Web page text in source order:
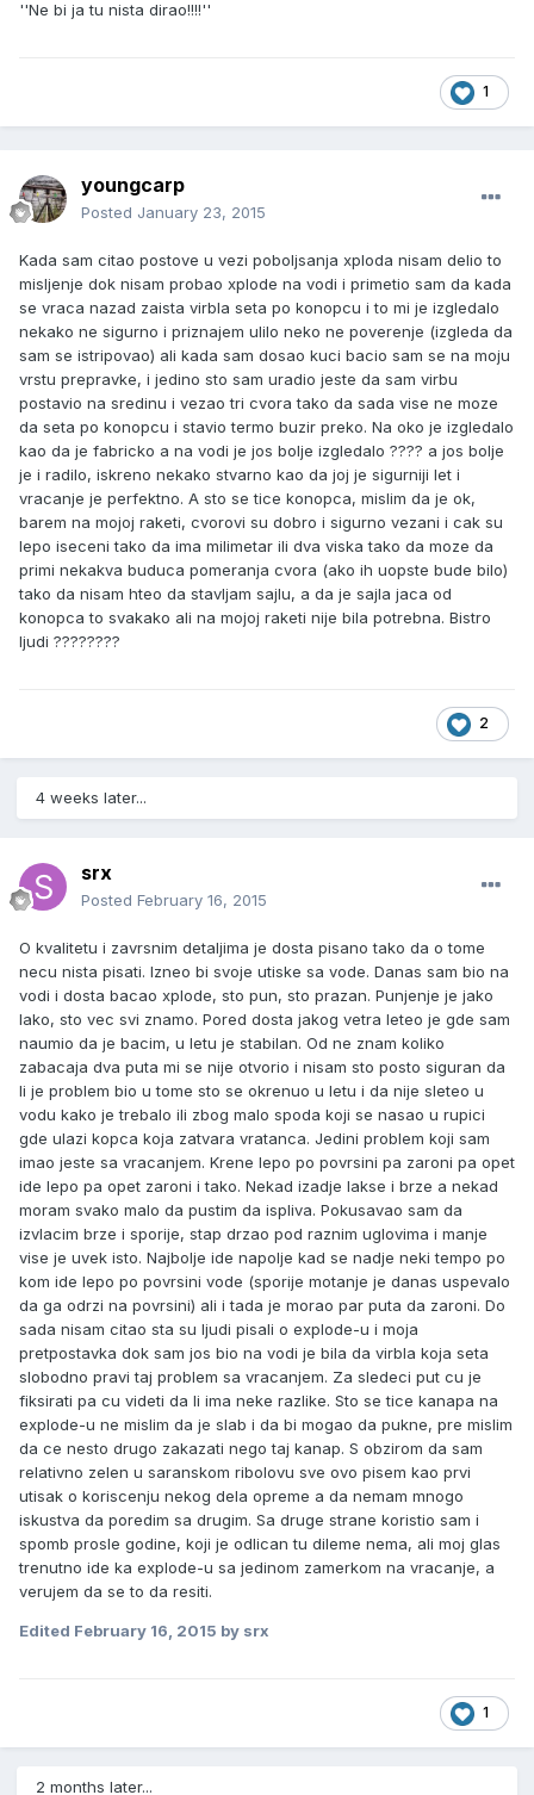
''Ne bi ja tu nista dirao!!!!''
1
youngcarp
Posted January 23, 2015
Kada sam citao postove u vezi poboljsanja xploda nisam delio to
misljenje dok nisam probao xplode na vodi i primetio sam da kada
se vraca nazad zaista virbla seta po konopcu i to mi je izgledalo
nekako ne sigurno i priznajem ulilo neko ne poverenje (izgleda da
sam se istripovao) ali kada sam dosao kuci bacio sam se na moju
vrstu prepravke, i jedino sto sam uradio jeste da sam virbu
postavio na sredinu i vezao tri cvora tako da sada vise ne moze
da seta po konopcu i stavio termo buzir preko. Na oko je izgledalo
kao da je fabricko a na vodi je jos bolje izgledalo ???? a jos bolje
je i radilo, iskreno nekako stvarno kao da joj je sigurniji let i
vracanje je perfektno. A sto se tice konopca, mislim da je ok,
barem na mojoj raketi, cvorovi su dobro i sigurno vezani i cak su
lepo iseceni tako da ima milimetar ili dva viska tako da moze da
primi nekakva buduca pomeranja cvora (ako ih uopste bude bilo)
tako da nisam hteo da stavljam sajlu, a da je sajla jaca od
konopca to svakako ali na mojoj raketi nije bila potrebna. Bistro
ljudi ????????
2
4 weeks later...
srx
Posted February 16, 2015
O kvalitetu i zavrsnim detaljima je dosta pisano tako da o tome
necu nista pisati. Izneo bi svoje utiske sa vode. Danas sam bio na
vodi i dosta bacao xplode, sto pun, sto prazan. Punjenje je jako
lako, sto vec svi znamo. Pored dosta jakog vetra leteo je gde sam
naumio da je bacim, u letu je stabilan. Od ne znam koliko
zabacaja dva puta mi se nije otvorio i nisam sto posto siguran da
li je problem bio u tome sto se okrenuo u letu i da nije sleteo u
vodu kako je trebalo ili zbog malo spoda koji se nasao u rupici
gde ulazi kopca koja zatvara vratanca. Jedini problem koji sam
imao jeste sa vracanjem. Krene lepo po povrsini pa zaroni pa opet
ide lepo pa opet zaroni i tako. Nekad izadje lakse i brze a nekad
moram svako malo da pustim da ispliva. Pokusavao sam da
izvlacim brze i sporije, stap drzao pod raznim uglovima i manje
vise je uvek isto. Najbolje ide napolje kad se nadje neki tempo po
kom ide lepo po povrsini vode (sporije motanje je danas uspevalo
da ga odrzi na povrsini) ali i tada je morao par puta da zaroni. Do
sada nisam citao sta su ljudi pisali o explode-u i moja
pretpostavka dok sam jos bio na vodi je bila da virbla koja seta
slobodno pravi taj problem sa vracanjem. Za sledeci put cu je
fiksirati pa cu videti da li ima neke razlike. Sto se tice kanapa na
explode-u ne mislim da je slab i da bi mogao da pukne, pre mislim
da ce nesto drugo zakazati nego taj kanap. S obzirom da sam
relativno zelen u saranskom ribolovu sve ovo pisem kao prvi
utisak o koriscenju nekog dela opreme a da nemam mnogo
iskustva da poredim sa drugim. Sa druge strane koristio sam i
spomb prosle godine, koji je odlican tu dileme nema, ali moj glas
trenutno ide ka explode-u sa jedinom zamerkom na vracanje, a
verujem da se to da resiti.
Edited February 16, 2015 by srx
1
2 months later...